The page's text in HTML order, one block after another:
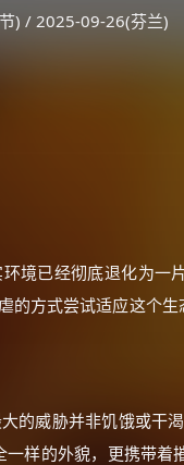
) / 2025-09-26(芬兰)
境已经彻底退化为一
的方式尝试适应这个
的威胁并非饥饿或干
一样的外貌，更携带